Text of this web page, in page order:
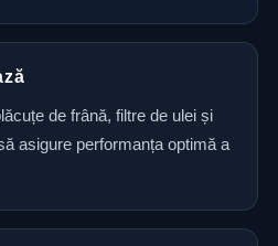
de frână, filtre de ulei și
asigure performanța optimă a